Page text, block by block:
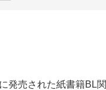
発売された紙書籍BL関